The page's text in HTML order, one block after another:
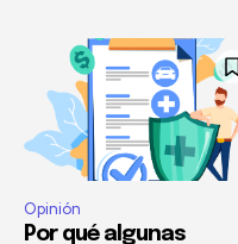
Opinión
Por qué algunas